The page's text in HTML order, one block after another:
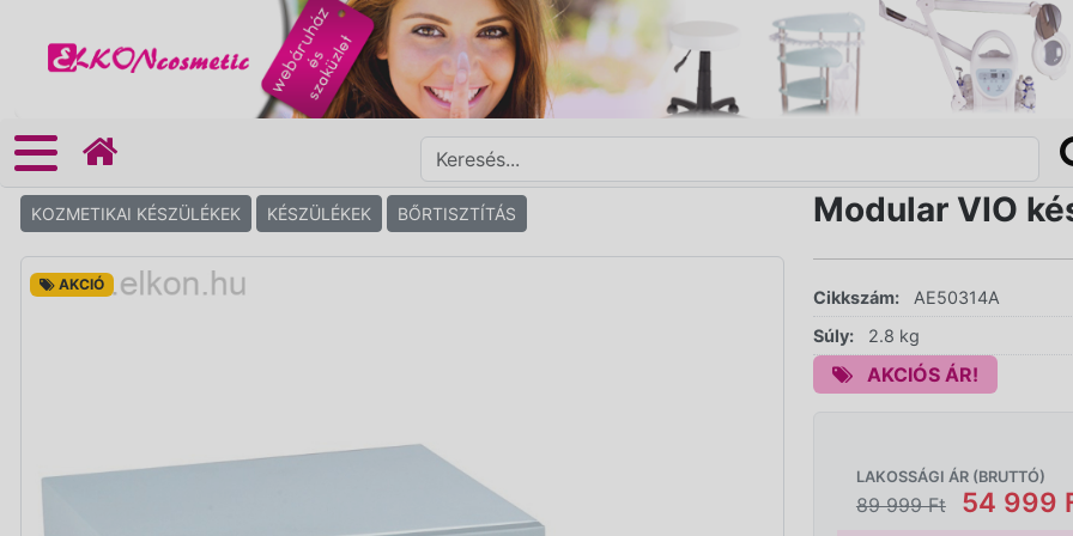
KOZMETIKAI KÉSZÜLÉKEK KÉSZÜLÉKEK BŐRTISZTÍTÁS
AKCIÓ
Modular VIO
Cikkszám:
AE50314A
Súly:
2.8 kg
AKCIÓS ÁR!
LAKOSSÁGI ÁR (BRUTTÓ)
89 999 Ft 54 999